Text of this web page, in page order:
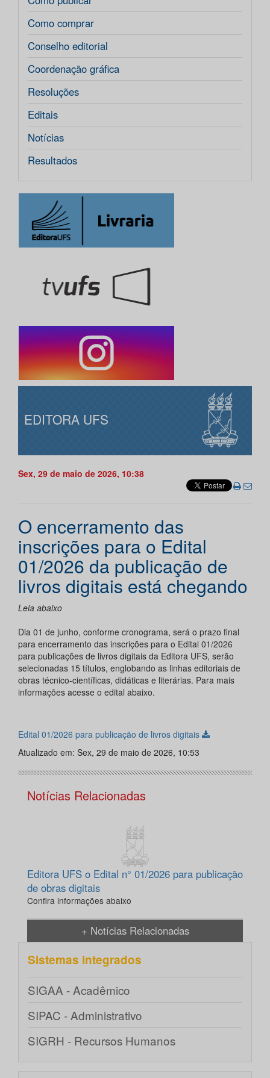
Como comprar
Conselho editorial
Coordenação gráfica
Resoluções
Editais
Notícias
Resultados
EDITORA UFS
Sex, 29 de maio de 2026, 10:38
O encerramento das
inscrições para o Edital
01/2026 da publicação de
livros digitais está chegando
Leia abaixo
Dia 01 de junho, conforme cronograma, será o prazo final
para encerramento das inscrições para o Edital 01/2026
para publicações de livros digitais da Editora UFS, serão
selecionadas 15 títulos, englobando as linhas editoriais de
obras técnico-científicas, didáticas e literárias. Para mais
informações acesse o edital abaixo.
Edital 01/2026 para publicação de livros digitais
Atualizado em: Sex, 29 de maio de 2026, 10:53
Notícias Relacionadas
Editora UFS o Edital n° 01/2026 para publicação
de obras digitais
Confira informações abaixo
+ Notícias Relacionadas
Sistemas integrados
SIGAA - Acadêmico
SIPAC - Administrativo
SIGRH - Recursos Humanos